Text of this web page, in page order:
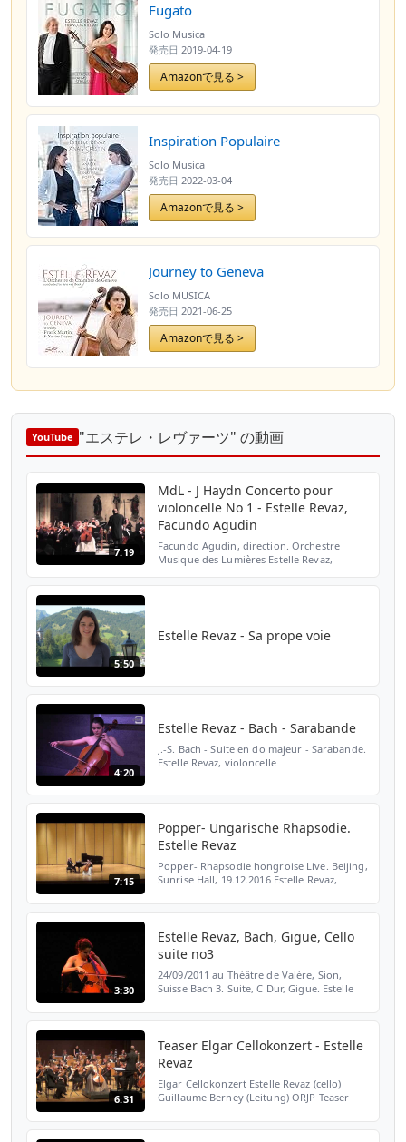
Fugato
Solo Musica
発売日 2019-04-19
Amazonで見る >
Inspiration Populaire
Solo Musica
発売日 2022-03-04
Amazonで見る >
Journey to Geneva
Solo MUSICA
発売日 2021-06-25
Amazonで見る >
YouTube "エステレ・レヴァーツ" の動画
7:19
MdL - J Haydn Concerto pour
violoncelle No 1 - Estelle Revaz,
Facundo Agudin
Facundo Agudin, direction. Orchestre
Musique des Lumières Estelle Revaz,
5:50
Estelle Revaz - Sa prope voie
4:20
Estelle Revaz - Bach - Sarabande
J.-S. Bach - Suite en do majeur - Sarabande.
Estelle Revaz, violoncelle
7:15
Popper- Ungarische Rhapsodie.
Estelle Revaz
Popper- Rhapsodie hongroise Live. Beijing,
Sunrise Hall, 19.12.2016 Estelle Revaz,
3:30
Estelle Revaz, Bach, Gigue, Cello
suite no3
24/09/2011 au Théâtre de Valère, Sion,
Suisse Bach 3. Suite, C Dur, Gigue. Estelle
6:31
Teaser Elgar Cellokonzert - Estelle
Revaz
Elgar Cellokonzert Estelle Revaz (cello)
Guillaume Berney (Leitung) ORJP Teaser